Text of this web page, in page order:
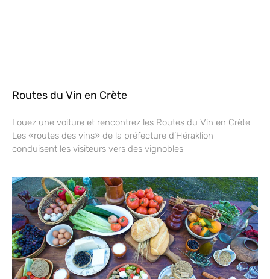
Routes du Vin en Crète
Louez une voiture et rencontrez les Routes du Vin en Crète
Les «routes des vins» de la préfecture d’Héraklion
conduisent les visiteurs vers des vignobles